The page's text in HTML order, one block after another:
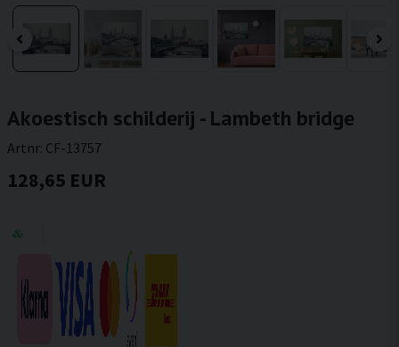
Akoestisch schilderij - Lambeth bridge
Artnr: CF-13757
128,65 EUR